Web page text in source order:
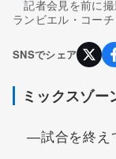
記者会見を前に撮
ランビエル・コーチ
SNSでシェア
ミックスゾー
―試合を終え